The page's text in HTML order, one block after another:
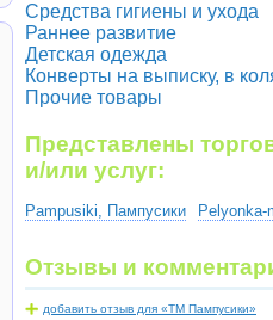
Средства гигиены и ухода
Раннее развитие
Детская одежда
Конверты на выписку, в
Прочие товары
Представлены
и/или услуг:
Pampusiki, Пампусики
Отзывы и
добавить отзыв для «ТМ Пампусики»